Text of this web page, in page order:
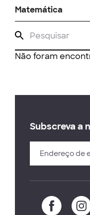
Matemática
Não foram
Subscreva a